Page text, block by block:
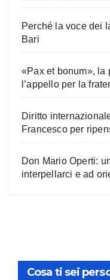
Perché la voce dei
Bari
«Pax et bonum», la
l’appello per la
Diritto
Francesco per
Don Mario Operti:
interpellarci e ad
Cosa ti sei